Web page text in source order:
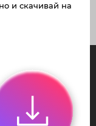
и скачивай на